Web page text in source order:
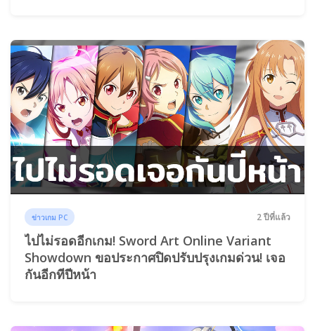
ข่าวเกม PC 2 ปีที่แล้ว
ไปไม่รอดอีกเกม! Sword Art Online Variant
Showdown ขอประกาศปิดปรับปรุงเกมด่วน! เจอ
กันอีกทีปีหน้า